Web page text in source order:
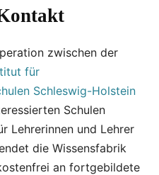
zwischen der
für
Schleswig-Holstein
Schulen
Lehrerinnen und Lehrer
die Wissensfabrik
an fortgebildete